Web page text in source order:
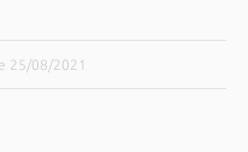
25/08/2021